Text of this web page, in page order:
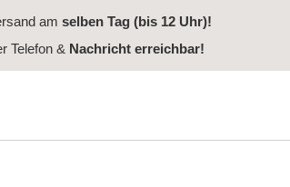
am selben Tag (bis 12 Uhr)!
Telefon & Nachricht erreichbar!